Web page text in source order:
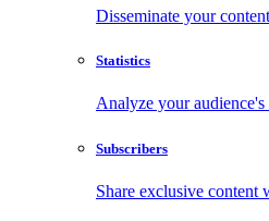
Disseminate your
Statistics
Analyze your audience's
Subscribers
Share exclusive content